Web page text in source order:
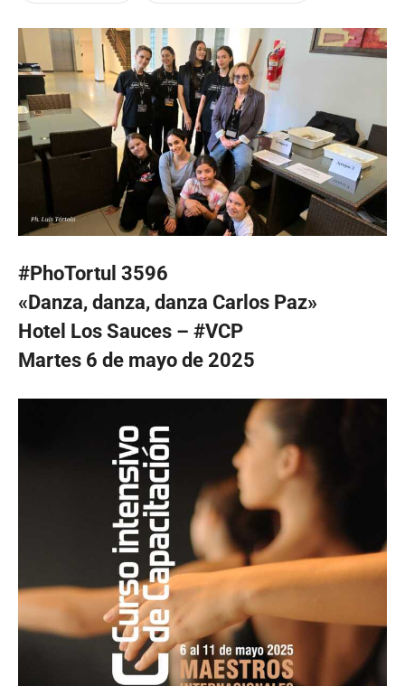
#PhoTortul 3596
«Danza, danza, danza Carlos Paz»
Hotel Los Sauces – #VCP
Martes 6 de mayo de 2025